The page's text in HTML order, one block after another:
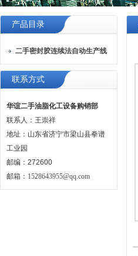
产品目录
二手密封胶连续法自动生产线
联系方式
华谊二手油脂化工设备购销部
联系人：王崇祥
地址：山东省济宁市梁山县拳谱
工业园
邮编：272600
邮箱： 1528643955@qq.com